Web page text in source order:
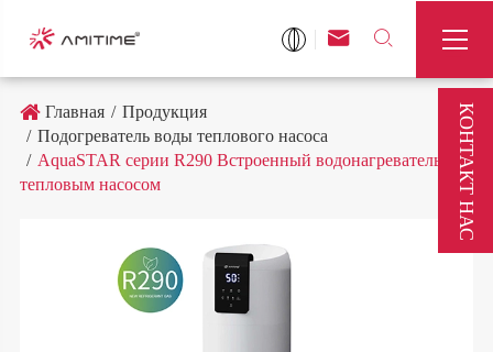
 

Главная
Продукция
Подогреватель воды теплового насоса
AquaSTAR серии R290 Встроенный водонагреватель с
тепловым насосом
КОНТАКТ НАС